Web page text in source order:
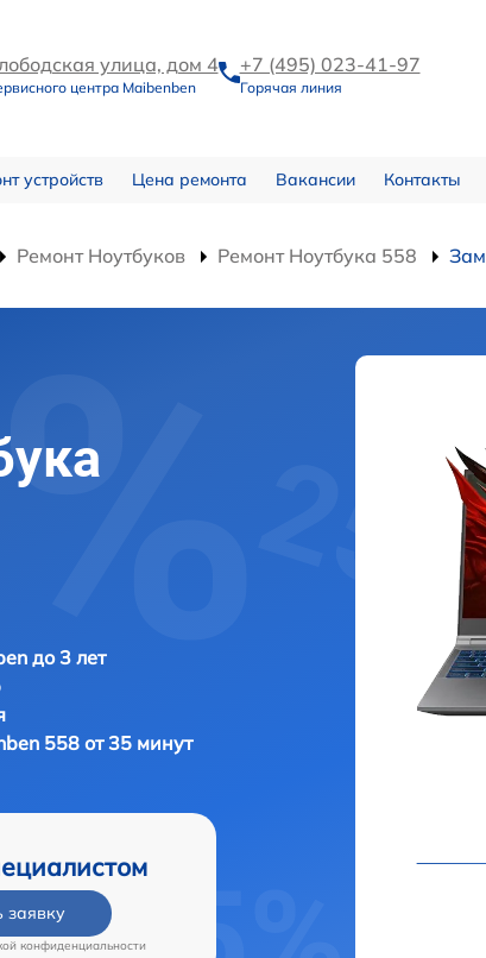
улица, дом 4
центра Maibenben
+7 (495) 023-41-97
Горячая линия
устройств Цена ремонта Вакансии Контакты
Ремонт Ноутбуков Ремонт Ноутбука 558
до 3 лет
558 от 35 минут
заявку
конфиденциальности